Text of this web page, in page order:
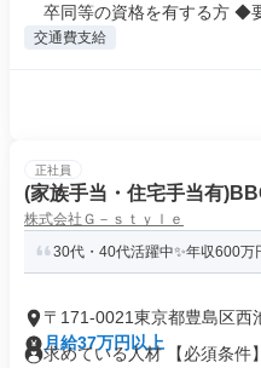
卒同等の資格を有する方 ◆
交通費支給
正社員
(家族手当・住宅手当有
株式会社Ｇ－ｓｔｙｌｅ
30代・40代活躍中✨年収600万
〒171-0021東京都豊島区西
月給37万円以上
求めている人材 【必須条件